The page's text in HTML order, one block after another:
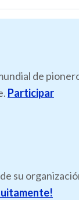
de
Participar
su